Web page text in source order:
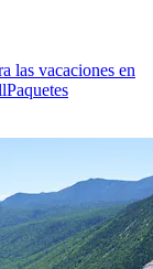
las vacaciones en
Paquetes